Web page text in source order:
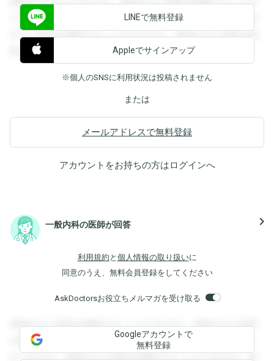
できます。登録すると回答を閲覧することができます。登録
すると回答を閲覧することができます。登録すると回答を閲
覧することができます。
LINEで無料登録
Appleでサインアップ
※個人のSNSに利用状況は投稿されません
または
メールアドレスで無料登録
アカウントをお持ちの方はログインへ
一般内科の医師が回答 navigate_next
利用規約 と 個人情報の取り扱いに
同意のうえ、無料会員登録をしてください
AskDoctorsお役立ちメルマガを受け取る
登録すると回答を閲覧することができます。登録すると回答
を閲覧することができます。登録すると回答を閲覧すること
ができます。登録すると回答を閲覧することができます。登
Googleアカウントで
無料登録